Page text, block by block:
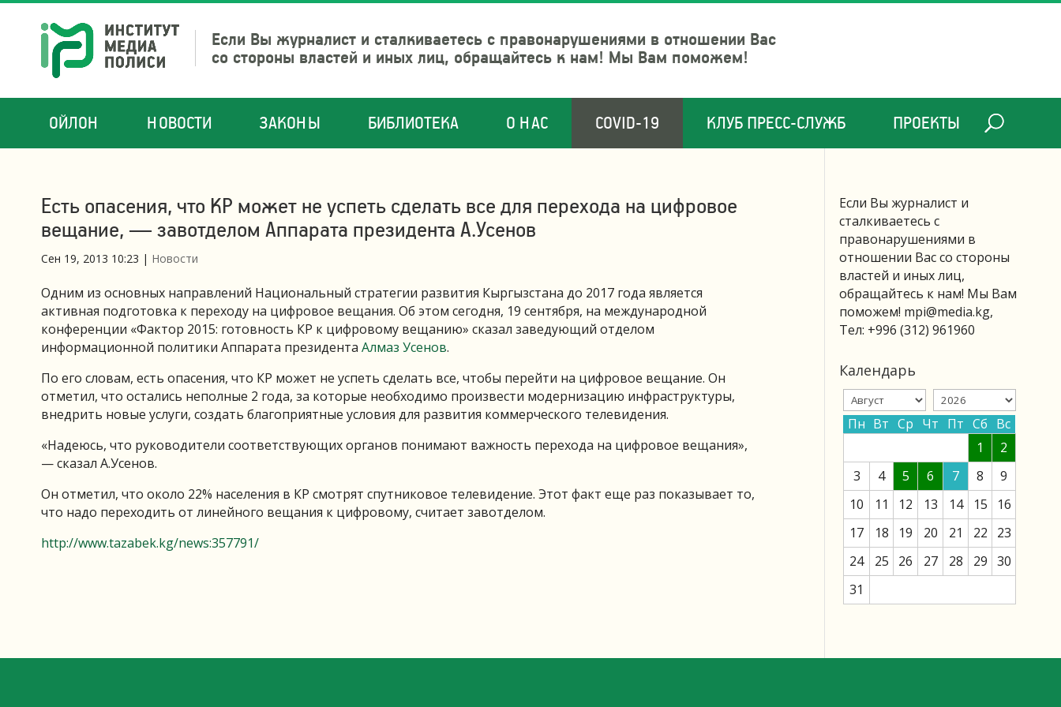
Если Вы журналист и сталкиваетесь с правонарушениями в отношении Вас
со стороны властей и иных лиц, обращайтесь к нам! Мы Вам поможем!
ОЙЛОН НОВОСТИ ЗАКОНЫ БИБЛИОТЕКА О НАС COVID-19 КЛУБ ПРЕСС-СЛУЖБ ПРОЕКТЫ
Есть опасения, что КР может не успеть сделать все для перехода на цифровое
вещание, — завотделом Аппарата президента А.Усенов
Сен 19, 2013 10:23 | Новости
Одним из основных направлений Национальный стратегии развития Кыргызстана до 2017 года является
активная подготовка к переходу на цифровое вещания. Об этом сегодня, 19 сентября, на международной
конференции «Фактор 2015: готовность КР к цифровому вещанию» сказал заведующий отделом
информационной политики Аппарата президента Алмаз Усенов.
По его словам, есть опасения, что КР может не успеть сделать все, чтобы перейти на цифровое вещание. Он
отметил, что остались неполные 2 года, за которые необходимо произвести модернизацию инфраструктуры,
внедрить новые услуги, создать благоприятные условия для развития коммерческого телевидения.
«Надеюсь, что руководители соответствующих органов понимают важность перехода на цифровое вещания»,
— сказал А.Усенов.
Он отметил, что около 22% населения в КР смотрят спутниковое телевидение. Этот факт еще раз показывает то,
что надо переходить от линейного вещания к цифровому, считает завотделом.
http://www.tazabek.kg/news:357791/
Если Вы журналист и
сталкиваетесь с
правонарушениями в
отношении Вас со стороны
властей и иных лиц,
обращайтесь к нам! Мы Вам
поможем! mpi@media.kg,
Тел: +996 (312) 961960
Календарь
Пн Вт Ср Чт Пт Сб Вс
1
2
3
4 5 6 7 8
9
10
11 12 13 14 15
16
17
18 19 20 21 22
23
24
25 26 27 28 29 30
31